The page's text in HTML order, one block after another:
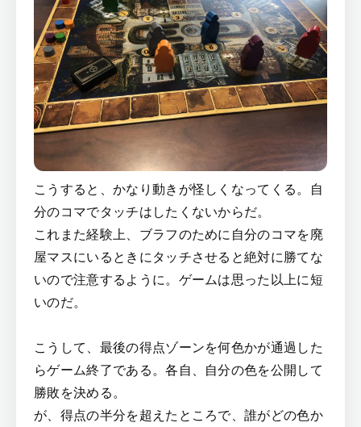
こうすると、かなり動きが怪しくなってくる。自
分のコマでタッチはしたくないからだ。
これまた経験上、ブラフのために自分のコマを廃
屋マスにいるときにタッチさせると絶対に勝てな
いので注意するように。ゲームは思った以上に短
いのだ。
こうして、最後の得点ゾーンを何色かが通過した
らゲーム終了である。各自、自分の色を公開して
勝敗を決める。
が、得点の半分を超えたところで、誰がどの色か